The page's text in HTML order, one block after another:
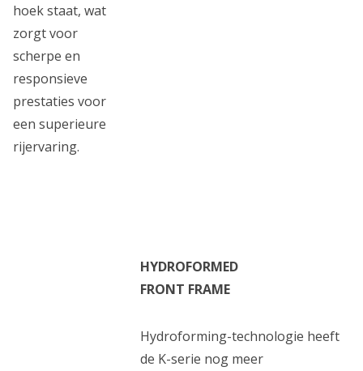
hoek staat, wat
zorgt voor
scherpe en
responsieve
prestaties voor
een superieure
rijervaring.
HYDROFORMED
FRONT FRAME
Hydroforming-technologie heeft
de K-serie nog meer